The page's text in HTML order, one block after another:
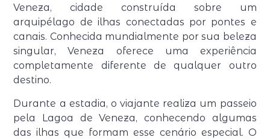
Veneza, cidade construída sobre um
arquipélago de ilhas conectadas por pontes e
canais. Conhecida mundialmente por sua beleza
singular, Veneza oferece uma experiência
completamente diferente de qualquer outro
destino.
Durante a estadia, o viajante realiza um passeio
pela Lagoa de Veneza, conhecendo algumas
das ilhas que formam esse cenário especial. O